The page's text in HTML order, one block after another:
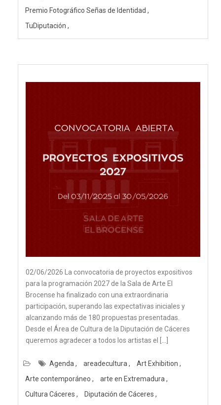
Premio Fotográfico Señas de Identidad
TuDiputación
02/06/2026 La convocatoria de proyectos expositivos
para la programación 2027 de la Sala de Arte El
Brocense ha finalizado con una extraordinaria
participación, superando las expectativas iniciales y
alcanzando más de 180 propuestas presentadas.
Desde el Área de Cultura de la Diputación de Cáceres
queremos agradecer a todos los artistas el […]
Agenda areadecultura
Art Exhibition
Arte contemporáneo
arte en Extremadura
Cultura Cáceres
Diputación de Cáceres